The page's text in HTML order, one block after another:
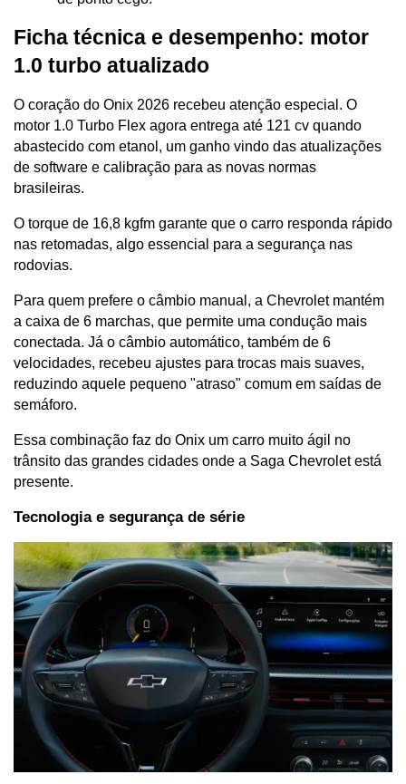
Ficha técnica e desempenho: motor
1.0 turbo atualizado
O coração do Onix 2026 recebeu atenção especial. O
motor 1.0 Turbo Flex agora entrega até 121 cv quando
abastecido com etanol, um ganho vindo das atualizações
de software e calibração para as novas normas
brasileiras.
O torque de 16,8 kgfm garante que o carro responda rápido
nas retomadas, algo essencial para a segurança nas
rodovias.
Para quem prefere o câmbio manual, a Chevrolet mantém
a caixa de 6 marchas, que permite uma condução mais
conectada. Já o câmbio automático, também de 6
velocidades, recebeu ajustes para trocas mais suaves,
reduzindo aquele pequeno "atraso" comum em saídas de
semáforo.
Essa combinação faz do Onix um carro muito ágil no
trânsito das grandes cidades onde a Saga Chevrolet está
presente.
Tecnologia e segurança de série